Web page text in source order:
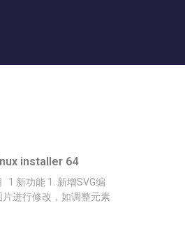
installer 64
1 新功能 1. 新增SVG编
进行修改，如调整元素